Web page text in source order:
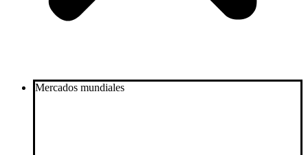
Mercados mundiales